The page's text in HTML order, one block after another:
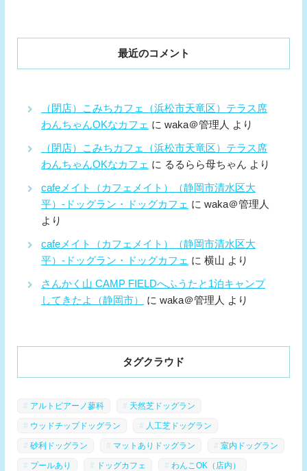
最近のコメント
（閉店）こみちカフェ（浜松市天竜区）テラス席
わんちゃんOKなカフェ に waka＠管理人 より
（閉店）こみちカフェ（浜松市天竜区）テラス席
わんちゃんOKなカフェ に るるらら母ちゃん より
cafeメイト（カフェメイト）（静岡市清水区大
平）-ドッグラン・ドッグカフェ に waka＠管理人
より
cafeメイト（カフェメイト）（静岡市清水区大
平）-ドッグラン・ドッグカフェ に 横山 より
さんかく山 CAMP FIELDへふうたと1泊キャンプ
してきたよ（静岡市）
に waka＠管理人 より
タグクラウド
アルトピアーノ蓼科 天然芝ドッグラン
ウッドチップドッグラン 人工芝ドッグラン
砂利ドッグラン マットありドッグラン 室内ドッグラン
プールあり ドッグカフェ わんこOK（店内）